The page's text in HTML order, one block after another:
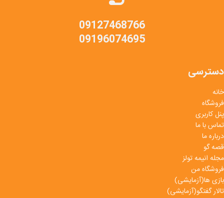
09127468766
09196074695
دسترسی
خانه
فروشگاه
پنل کاربری
تماس با ما
درباره ما
قصه گو
مجله انیمه تولز
فروشگاه من
بازی ها(آزمایشی)
تالار گفتگو(آزمایشی)